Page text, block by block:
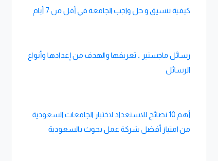
كيفية تنسيق و حل واجب الجامعة في أقل من 7 أيام
رسائل ماجستير .. تعريفها والهدف من إعدادها وأنواع
الرسائل
أهم 10 نصائح للاستعداد لاختبار الجامعات السعودية
من امتياز أفضل شركة عمل بحوث بالسعودية